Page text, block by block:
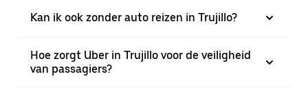
Kan ik ook zonder auto reizen in Trujillo?
Hoe zorgt Uber in Trujillo voor de veiligheid
van passagiers?